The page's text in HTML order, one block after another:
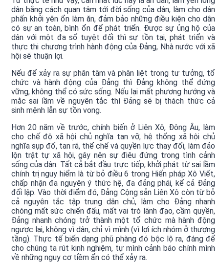
dân bằng cách quan tâm tới đời sống của dân, làm cho dân
phấn khởi yên ổn làm ăn, đảm bảo những điều kiện cho dân
có sự an toàn, bình ổn để phát triển. Được sự ủng hộ của
dân với một đa số tuyệt đối thì sự tồn tại, phát triển và
thực thi chương trình hành động của Đảng, Nhà nước với xã
hội sẽ thuận lợi.
Nếu để xảy ra sự phân tâm và phân liệt trong tư tưởng, tổ
chức và hành động của Đảng thì Đảng không thể đứng
vững, không thể có sức sống. Nếu lại mất phương hướng và
mắc sai lầm về nguyên tắc thì Đảng sẽ bị thách thức cả
sinh mệnh lẫn sự tồn vong.
Hơn 20 năm về trước, chính biến ở Liên Xô, Đông Âu, làm
cho chế độ xã hội chủ nghĩa tan vỡ, hệ thống xã hội chủ
nghĩa sụp đổ, tan rã, thể chế và quyền lực thay đổi, làm đảo
lộn trật tự xã hội, gây nên sự điêu đứng trong tình cảnh
sống của dân. Tất cả bắt đầu trực tiếp, khởi phát từ sai lầm
chính trị nguy hiểm là từ bỏ điều 6 trong Hiến pháp Xô Viết,
chấp nhận đa nguyên ý thức hệ, đa đảng phái, kể cả Đảng
đối lập. Vào thời điểm đó, Đảng Cộng sản Liên Xô còn từ bỏ
cả nguyên tắc tập trung dân chủ, làm cho Đảng nhanh
chóng mất sức chiến đấu, mất vai trò lãnh đạo, cầm quyền,
Đảng nhanh chóng trở thành một tổ chức mà hành động
ngược lại, không vì dân, chỉ vì mình (vì lợi ích nhóm ở thượng
tầng). Thực tế biến dạng phũ phàng đó bộc lộ ra, đáng để
cho chúng ta rút kinh nghiệm, tự mình cảnh báo chính mình
về những nguy cơ tiềm ẩn có thể xảy ra.